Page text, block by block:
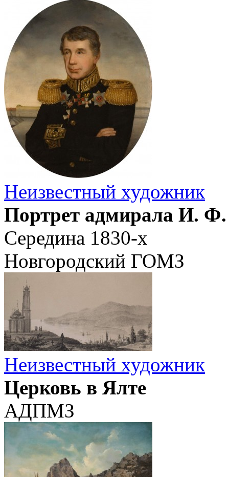
Неизвестный художник
Портрет адмирала И.
Середина 1830-х
Новгородский ГОМЗ
Неизвестный художник
Церковь в Ялте
АДПМЗ